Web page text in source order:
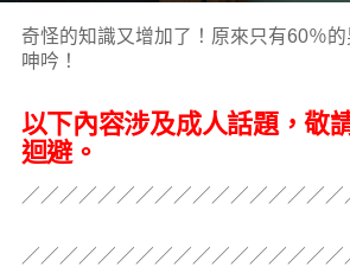
奇怪的知識又增加了！原來只有60％
呻吟！
以下內容涉及成人話題，敬
迴避。
／／／／／／／／／／／／／／／／
／／／／／／／／／／／／／／／／